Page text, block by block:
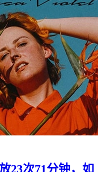
23次71分钟，如